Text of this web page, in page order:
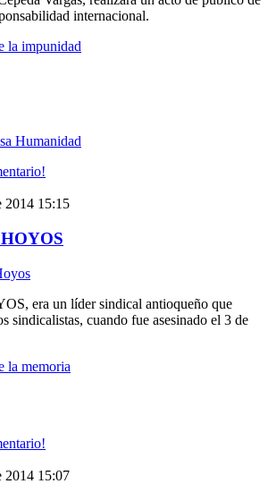
internacional.
la impunidad
Humanidad
2014 15:15
era un líder sindical antioqueño que
sindicalistas, cuando fue asesinado el 3 de
la memoria
2014 15:07